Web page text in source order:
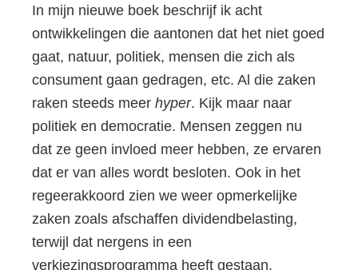
In mijn nieuwe boek beschrijf ik acht
ontwikkelingen die aantonen dat het niet goed
gaat, natuur, politiek, mensen die zich als
consument gaan gedragen, etc. Al die zaken
raken steeds meerhyper. Kijk maar naar
politiek en democratie. Mensen zeggen nu
dat ze geen invloed meer hebben, ze ervaren
dat er van alles wordt besloten. Ook in het
regeerakkoord zien we weer opmerkelijke
zaken zoals afschaffen dividendbelasting,
terwijl dat nergens in een
verkiezingsprogramma heeft gestaan.